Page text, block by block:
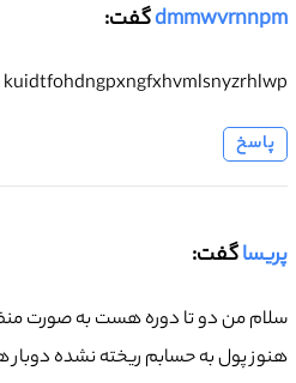
dmmwvrnnpmگفت:
kuidtfohdngpxngfxhvmlsnyzrhlwp
پاسخ
پریساگفت:
سلام من دو تا دوره هست به صورت منظم
هنوز پول به حسابم ریخته نشده